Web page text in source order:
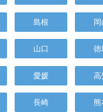
島根 岡
山口 徳
愛媛 高
長崎